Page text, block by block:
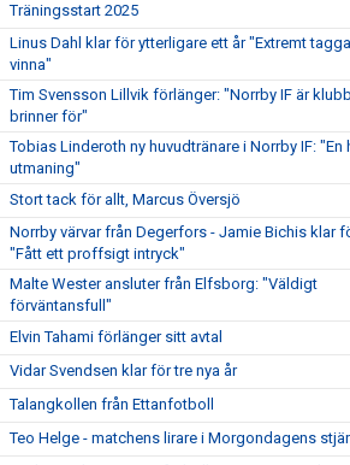
Träningsstart 2025
Linus Dahl klar för ytterligare ett år "Extremt
vinna"
Tim Svensson Lillvik förlänger: "Norrby IF är
brinner för"
Tobias Linderoth ny huvudtränare i Norrby IF: "En
utmaning"
Stort tack för allt, Marcus Översjö
Norrby värvar från Degerfors - Jamie Bichis klar
"Fått ett proffsigt intryck"
Malte Wester ansluter från Elfsborg: "Väldigt
förväntansfull"
Elvin Tahami förlänger sitt avtal
Vidar Svendsen klar för tre nya år
Talangkollen från Ettanfotboll
Teo Helge - matchens lirare i Morgondagens